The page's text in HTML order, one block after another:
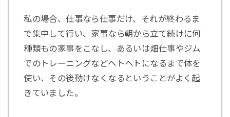
私の場合、仕事なら仕事だけ、それが終わるま
で集中して行い、家事なら朝から立て続けに何
種類もの家事をこなし、あるいは畑仕事やジム
でのトレーニングなどヘトヘトになるまで体を
使い、その後動けなくなるということがよく起
きていました。